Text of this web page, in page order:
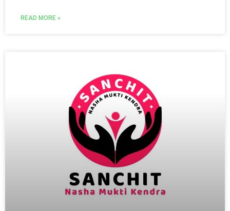
READ MORE »